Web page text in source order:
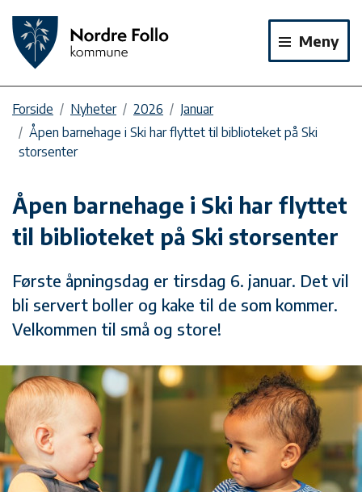
Meny
Forside Nyheter 2026
Januar
Åpen barnehage i Ski har flyttet til biblioteket på Ski
storsenter
Åpen barnehage i Ski har flyttet
til biblioteket på Ski storsenter
Første åpningsdag er tirsdag 6. januar. Det vil
bli servert boller og kake til de som kommer.
Velkommen til små og store!